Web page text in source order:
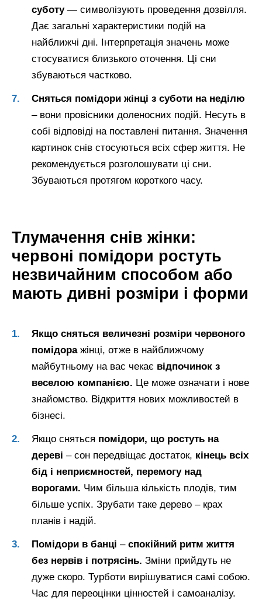
суботу— символізують проведення дозвілля.
Дає загальні характеристики подій на
найближчі дні. Інтерпретація значень може
стосуватися близького оточення. Ці сни
збуваються частково.
Сняться помідори жінці з суботи на неділю
– вони провісники доленосних подій. Несуть в
собі відповіді на поставлені питання. Значення
картинок снів стосуються всіх сфер життя. Не
рекомендується розголошувати ці сни.
Збуваються протягом короткого часу.
Тлумачення снів жінки:
червоні помідори ростуть
незвичайним способом або
мають дивні розміри і форми
Якщо сняться величезні розміри червоного
помідоражінці, отже в найближчому
майбутньому на вас чекає відпочинок з
веселою компанією. Це може означати і нове
знайомство. Відкриття нових можливостей в
бізнесі.
Якщо сняться помідори, що ростуть на
дереві – сон передвіщає достаток, кінець всіх
бід і неприємностей, перемогу над
ворогами. Чим більша кількість плодів, тим
більше успіх. Зрубати таке дерево – крах
планів і надій.
Помідори в банці – спокійний ритм життя
без нервів і потрясінь. Зміни прийдуть не
дуже скоро. Турботи вирішуватися самі собою.
Час для переоцінки цінностей і самоаналізу.